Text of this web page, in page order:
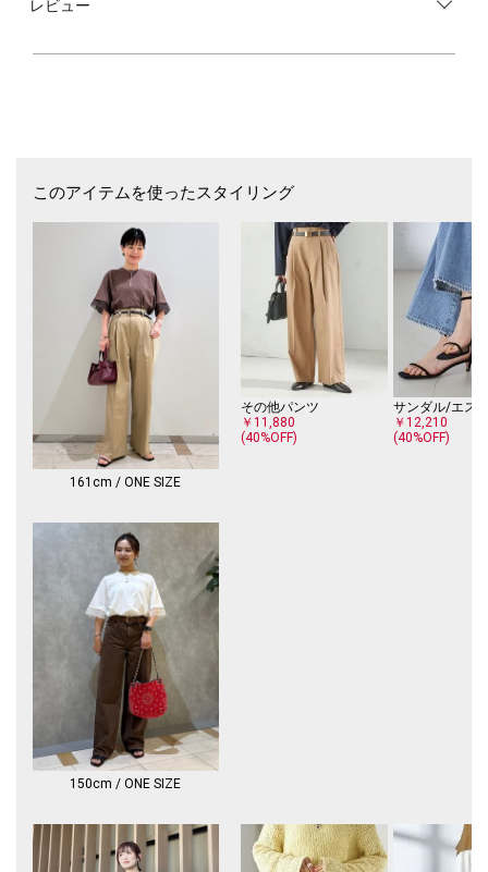
袖のドッキングデザインがポイント！夏のお役立ち機能性カットソー
接触冷感とUVカット機能付きで快適に着用できる素材です。
サイクロンコンパクトの微強撚糸を使用することで、毛羽が少なくきれい
な表情で、清涼感のある素材です。
バイオ加工をすることで、よりクリアな表情としなやかな風合いをだして
■コーディネート
フレアシルエットなのでタイトスカートなどの下のボリュームを抑えたボ
トムスにするとスタイルUPになり、おすすめです。
今年らしいワイドパンツを合わせたボリューム感のあるカジュアルなスタ
イリングもGOOD！
■お問い合わせ品番：312-34-0186
▼シリーズもございます
コクーン フレンチ スリーブ プルオーバー（品番：312-34-0185）
生地の厚み：中間
透け感：ホワイト有
光沢感：無
水洗い：可
-------------------------------------
※生産状況により店舗にて販売する場合もございます。
※【着丈・袖丈】こちらの商品は肩の衿ぐり箇所より計測しております。
予めご留意ください。
※製品の特性上、洗濯の後に縮みや型崩れ、斜行（ねじれ）が生じますの
でご留意ください。
※日光や照明等に長時間当たると色褪せしますのでご注意ください。
※撮影環境により商品の色味が異なって見える場合がございます。商品の
※末永く愛用頂く為に、アテンションタグを必ずご確認の上、着用又はお
取り扱いください。
レビュー
このアイテムを使ったスタイリング
161cm / ONE SIZE
その他パンツ
￥11,880
(40%OFF)
￥12,210
(40%OFF)
150cm / ONE SIZE